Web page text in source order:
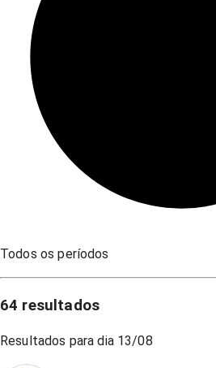
Todos os períodos
64 resultados
Resultados para dia 13/08